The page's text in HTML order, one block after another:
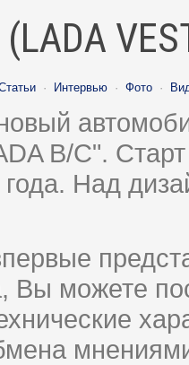
· Интервью · Фото ·
B/C".
года. Над
Вы можете